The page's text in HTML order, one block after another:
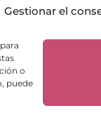
Gestionar el
o
puede